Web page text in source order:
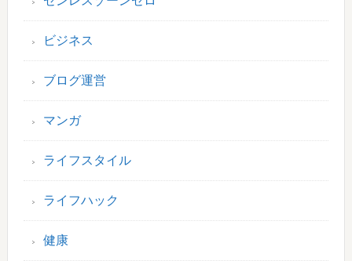
ビジネス
ブログ運営
マンガ
ライフスタイル
ライフハック
健康